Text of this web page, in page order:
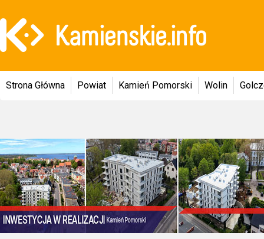
Strona Główna Powiat Kamień Pomorski Wolin